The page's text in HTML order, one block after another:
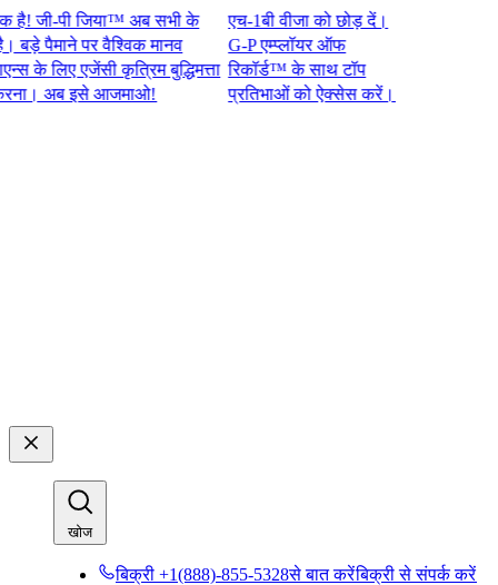
पी जिया™ अब सभी के
पैमाने पर वैश्विक मानव
लिए एजेंसी कृत्रिम बुद्धिमत्ता
अब इसे आजमाओ!​​
एच-1बी वीजा को छोड़ दें।
G-P एम्प्लॉयर ऑफ
रिकॉर्ड™ के साथ टॉप
प्रतिभाओं को ऐक्सेस करें।​​
खोज​​
बिक्री +1(888)-855-5328से बात करें​​बिक्री से संपर्क करें​​